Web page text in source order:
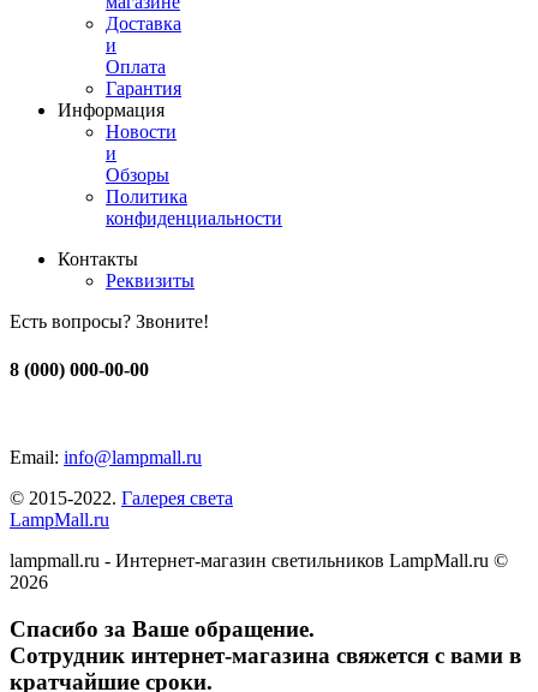
Доставка
и
Оплата
Гарантия
Информация
Новости
и
Обзоры
Политика
конфиденциальности
Контакты
Реквизиты
Есть вопросы? Звоните!
8 (000) 000-00-00
Email: info@lampmall.ru
© 2015-2022. Галерея света
LampMall.ru
lampmall.ru - Интернет-магазин светильников LampMall.ru ©
2026
Спасибо за Ваше обращение.
Сотрудник интернет-магазина свяжется с вами в
кратчайшие сроки.